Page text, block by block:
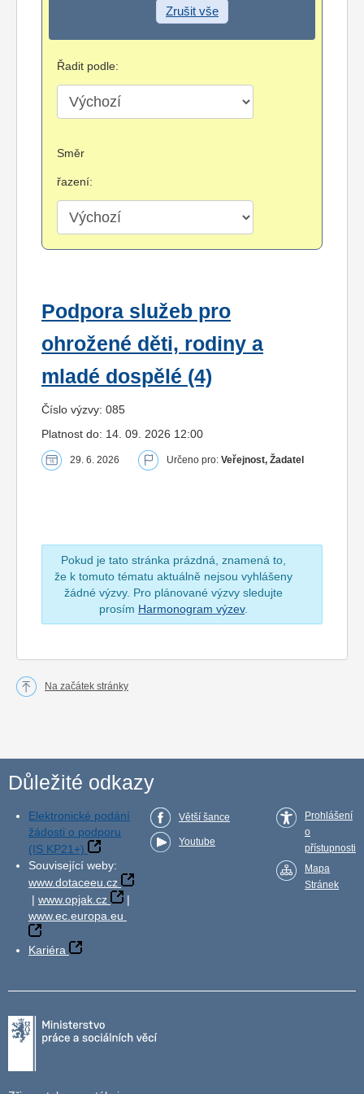
Zrušit vše
Řadit podle:
Směr
řazení:
Podpora služeb pro
ohrožené děti, rodiny a
mladé dospělé (4)
Číslo výzvy: 085
Platnost do: 14. 09. 2026 12:00
29. 6. 2026 Určeno pro: Veřejnost, Žadatel
Pokud je tato stránka prázdná, znamená to,
že k tomuto tématu aktuálně nejsou vyhlášeny
žádné výzvy. Pro plánované výzvy sledujte
prosím Harmonogram výzev.
Na začátek stránky
Důležité odkazy
Elektronické podání
žádosti o podporu
(IS KP21+)
Související weby:
www.dotaceeu.cz
| www.opjak.cz
|
www.ec.europa.eu
Kariéra
Větší šance
Youtube
Prohlášení
o
přístupnosti
Mapa
Stránek